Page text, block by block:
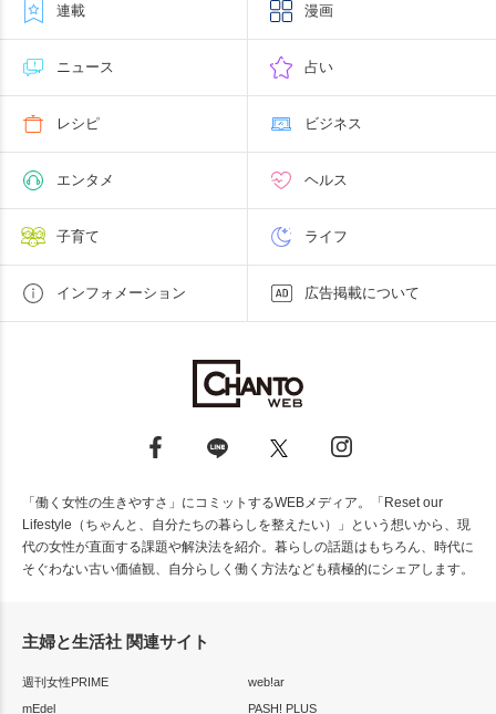
連載 漫画
ニュース 占い
レシピ ビジネス
エンタメ ヘルス
子育て ライフ
インフォメーション 広告掲載について
「働く女性の生きやすさ」にコミットするWEBメディア。「Reset our
Lifestyle（ちゃんと、自分たちの暮らしを整えたい）」という想いから、現
代の女性が直面する課題や解決法を紹介。暮らしの話題はもちろん、時代に
そぐわない古い価値観、自分らしく働く方法なども積極的にシェアします。
主婦と生活社 関連サイト
週刊女性PRIME
web!ar
mEdel
PASH! PLUS